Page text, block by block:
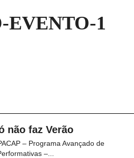
EVENTO-1
não faz Verão
– Programa Avançado de
–...